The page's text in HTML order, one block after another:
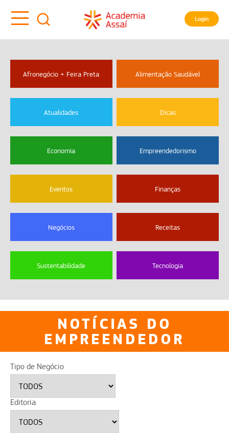
Login
Afronegócio + Feira Preta Alimentação Saudável
Atualidades Dicas
Economia Empreendedorismo
Eventos Finanças
Negócios Receitas
Sustentabilidade Tecnologia
NOTÍCIAS DO
EMPREENDEDOR
Tipo de Negócio
Editoria